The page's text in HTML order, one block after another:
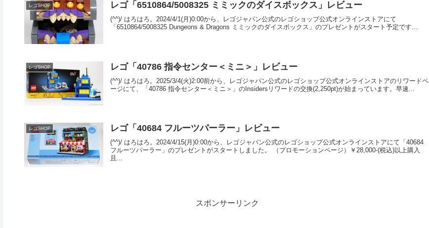
レゴSHOP レゴ「6510864/5008325 ミミックのダイスボックス」レビュー
(^^)/ はろはろ。2024/4/1(月)0:00から、レゴジャパン公式のレゴショップ公式オンラインストアにて
「6510864/5008325 Dungeons & Dragons ミミックのダイスボックス」のプレゼントがスタート予定です...
レゴSHOP レゴ「40786 指令センター＜ミニ＞」レビュー
(^^)/ はろはろ。2025/3/4(火)2:00前から、レゴジャパン公式のレゴショップ公式オンラインストアのリワードペ
ージにて、「40786 指令センター＜ミニ＞」のInsidersリワードの交換(2,250pt)が始まっています。早速...
レゴSHOP レゴ「40684 フルーツパーラー」レビュー
(^^)/ はろはろ。2024/4/15(月)0:00から、レゴジャパン公式のレゴショップ公式オンラインストアにて「40684
フルーツパーラー」のプレゼントがスタートしました。 （プロモーションページ）￥28,000-(税込)以上購入
且...
スポンサーリンク